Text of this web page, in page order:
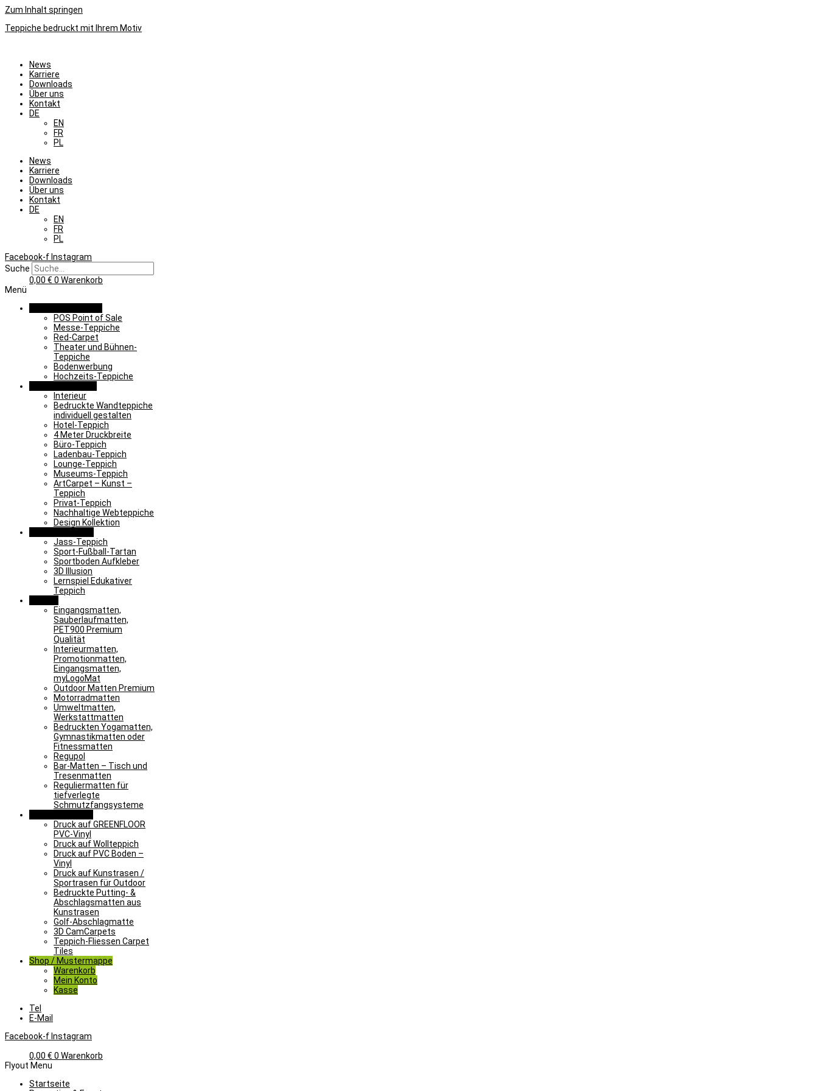
Zum Inhalt springen
Teppiche bedruckt mit Ihrem Motiv
News
Karriere
Downloads
Über uns
Kontakt
DE
EN
FR
PL
News
Karriere
Downloads
Über uns
Kontakt
DE
EN
FR
PL
Facebook-f Instagram
Suche
0,00 € 0 Warenkorb
Menü
POS Point of Sale
Messe-Teppiche
Red-Carpet
Theater und Bühnen-
Teppiche
Bodenwerbung
Hochzeits-Teppiche
Interieur
Bedruckte Wandteppiche
individuell gestalten
Hotel-Teppich
4 Meter Druckbreite
Büro-Teppich
Ladenbau-Teppich
Lounge-Teppich
Museums-Teppich
ArtCarpet – Kunst –
Teppich
Privat-Teppich
Nachhaltige Webteppiche
Design Kollektion
Jass-Teppich
Sport-Fußball-Tartan
Sportboden Aufkleber
3D Illusion
Lernspiel Edukativer
Teppich
Eingangsmatten,
Sauberlaufmatten,
PET900 Premium
Qualität
Interieurmatten,
Promotionmatten,
Eingangsmatten,
myLogoMat
Outdoor Matten Premium
Motorradmatten
Umweltmatten,
Werkstattmatten
Bedruckten Yogamatten,
Gymnastikmatten oder
Fitnessmatten
Regupol
Bar-Matten – Tisch und
Tresenmatten
Reguliermatten für
tiefverlegte
Schmutzfangsysteme
Druck auf GREENFLOOR
PVC-Vinyl
Druck auf Wollteppich
Druck auf PVC Boden –
Vinyl
Druck auf Kunstrasen /
Sportrasen für Outdoor
Bedruckte Putting- &
Abschlagsmatten aus
Kunstrasen
Golf-Abschlagmatte​
3D CamCarpets
Teppich-Fliessen Carpet
Tiles
Shop / Mustermappe
Warenkorb
Mein Konto
Kasse
Tel
E-Mail
Facebook-f Instagram
0,00 € 0 Warenkorb
Flyout Menu
Startseite